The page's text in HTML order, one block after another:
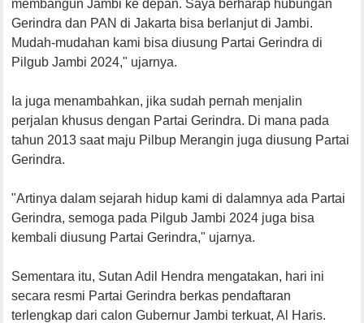
membangun Jambi ke depan. Saya berharap hubungan
Gerindra dan PAN di Jakarta bisa berlanjut di Jambi.
Mudah-mudahan kami bisa diusung Partai Gerindra di
Pilgub Jambi 2024," ujarnya.
Ia juga menambahkan, jika sudah pernah menjalin
perjalan khusus dengan Partai Gerindra. Di mana pada
tahun 2013 saat maju Pilbup Merangin juga diusung Partai
Gerindra.
"Artinya dalam sejarah hidup kami di dalamnya ada Partai
Gerindra, semoga pada Pilgub Jambi 2024 juga bisa
kembali diusung Partai Gerindra," ujarnya.
Sementara itu, Sutan Adil Hendra mengatakan, hari ini
secara resmi Partai Gerindra berkas pendaftaran
terlengkap dari calon Gubernur Jambi terkuat, Al Haris.